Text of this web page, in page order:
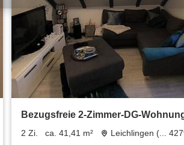
Bezugsfreie 2-Zimmer-DG-
Einbauküche in Leichlingen
2 Zi. ca. 41,41 m² Leichlingen (...